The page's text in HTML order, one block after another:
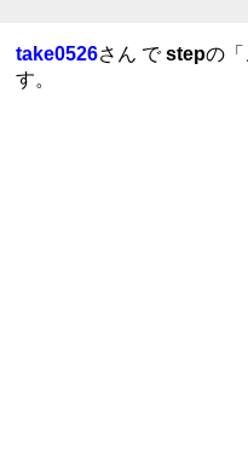
take0526さん でstepの「
す。